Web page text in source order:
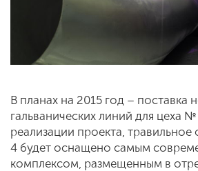
В планах на 2015 год – поставка
гальванических линий для цеха №
реализации проекта,
4 будет оснащено самым
комплексом, размещенным в